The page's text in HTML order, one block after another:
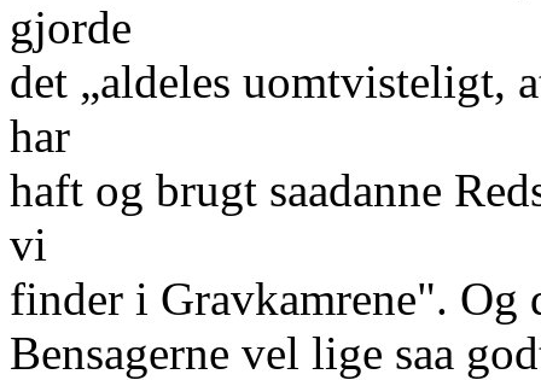
gjorde
det „aldeles uomtvisteligt,
har
haft og brugt saadanne
vi
finder i Gravkamrene". Og
Bensagerne vel lige saa